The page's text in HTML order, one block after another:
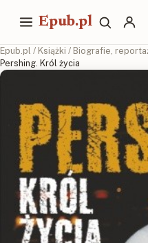
Epub.pl
Epub.pl / Książki / Biografie,
Pershing. Król życia